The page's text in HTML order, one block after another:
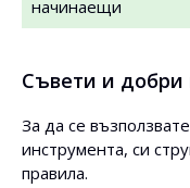
начинаещи
Съвети и добри
За да се
инструмента, си
правила.